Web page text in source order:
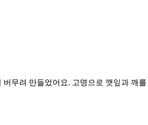
무려 만들었어요. 고명으로 깻잎과 깨